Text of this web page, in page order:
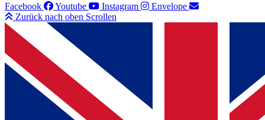
Facebook
Youtube Instagram
Envelope
Zurück nach oben Scrollen